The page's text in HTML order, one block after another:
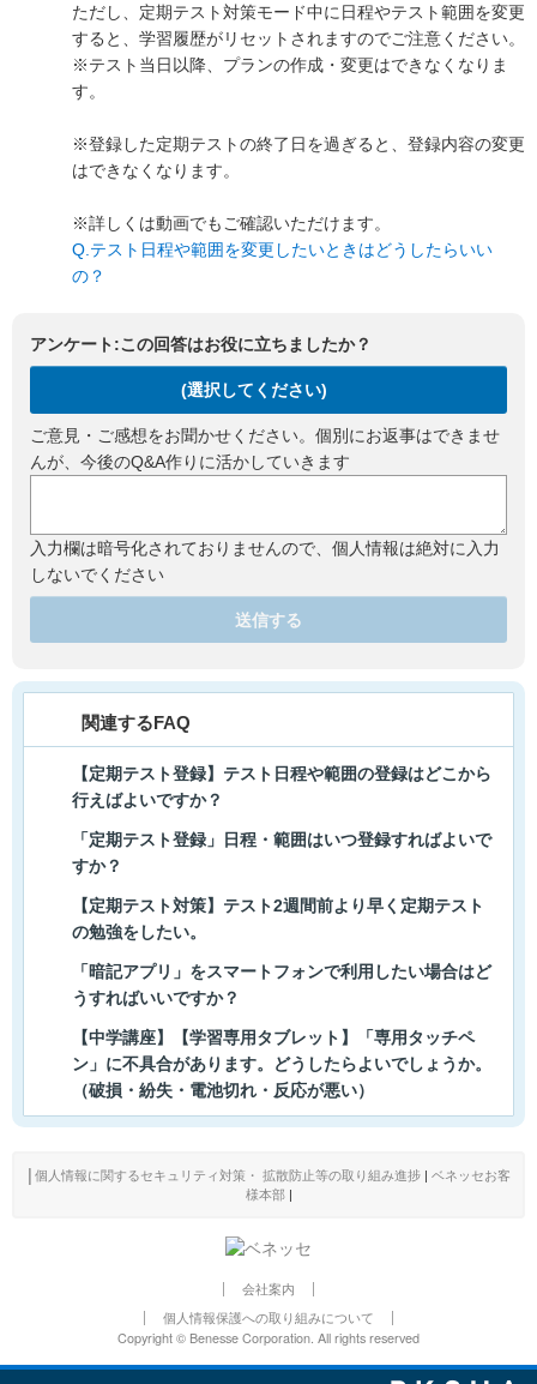
ただし、定期テスト対策モード中に日程やテスト範囲を変更
すると、学習履歴がリセットされますのでご注意ください。
※テスト当日以降、プランの作成・変更はできなくなりま
す。
※登録した定期テストの終了日を過ぎると、登録内容の変更
はできなくなります。
※詳しくは動画でもご確認いただけます。
Q.テスト日程や範囲を変更したいときはどうしたらいい
の？
アンケート:この回答はお役に立ちましたか？
(選択してください)
ご意見・ご感想をお聞かせください。個別にお返事はできませ
んが、今後のQ&A作りに活かしていきます
入力欄は暗号化されておりませんので、個人情報は絶対に入力
しないでください
送信する
関連するFAQ
【定期テスト登録】テスト日程や範囲の登録はどこから
行えばよいですか？
「定期テスト登録」日程・範囲はいつ登録すればよいで
すか？
【定期テスト対策】テスト2週間前より早く定期テスト
の勉強をしたい。
「暗記アプリ」をスマートフォンで利用したい場合はど
うすればいいですか？
【中学講座】【学習専用タブレット】「専用タッチペ
ン」に不具合があります。どうしたらよいでしょうか。
（破損・紛失・電池切れ・反応が悪い）
個人情報に関するセキュリティ対策・ 拡散防止等の取り組み進捗
ベネッセお客
様本部|
会社案内
個人情報保護への取り組みについて
Copyright © Benesse Corporation. All rights reserved